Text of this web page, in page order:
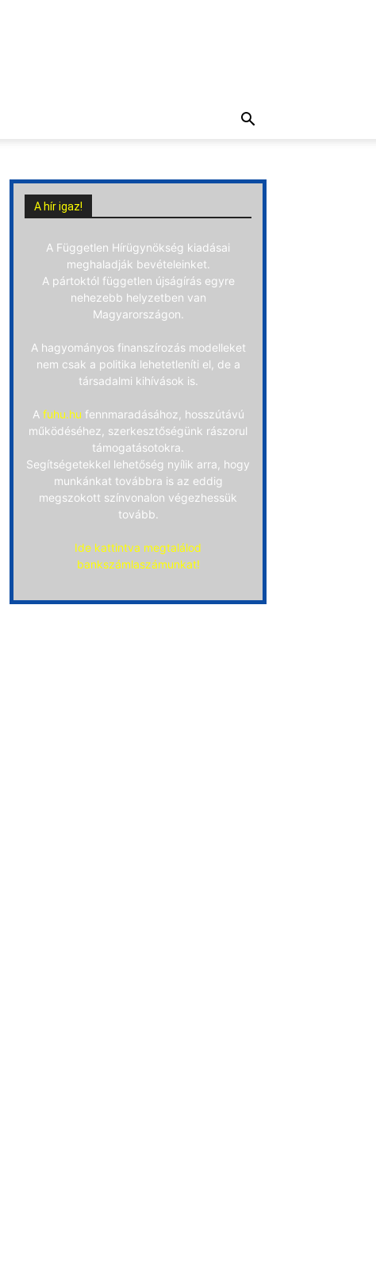
A hír igaz!
A Független Hírügynökség kiadásai
meghaladják bevételeinket.
A pártoktól független újságírás egyre
nehezebb helyzetben van
Magyarországon.
A hagyományos finanszírozás modelleket
nem csak a politika lehetetleníti el, de a
társadalmi kihívások is.
A fuhu.hu fennmaradásához, hosszútávú
működéséhez, szerkesztőségünk rászorul
támogatásotokra.
Segítségetekkel lehetőség nyílik arra, hogy
munkánkat továbbra is az eddig
megszokott színvonalon végezhessük
tovább.
Ide kattintva megtalálod
bankszámlaszámunkat!